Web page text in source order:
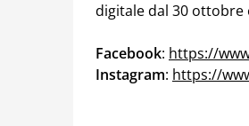
digitale dal 30 ottobre
Facebook: https://
Instagram: https://